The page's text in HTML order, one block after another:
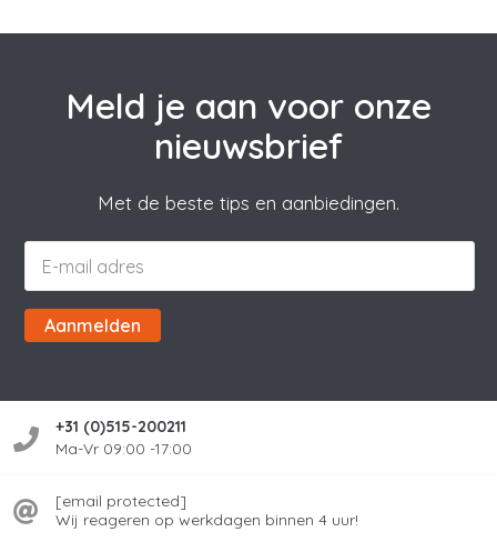
Meld je aan voor onze
nieuwsbrief
Met de beste tips en aanbiedingen.
Aanmelden
+31 (0)515-200211
Ma-Vr 09:00 -17:00
[email protected]
Wij reageren op werkdagen binnen 4 uur!